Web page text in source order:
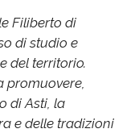
Filiberto di
di studio e
del territorio.
promuovere,
di Asti, la
e delle tradizioni